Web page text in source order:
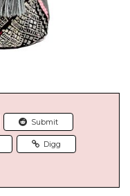
Submit
Digg